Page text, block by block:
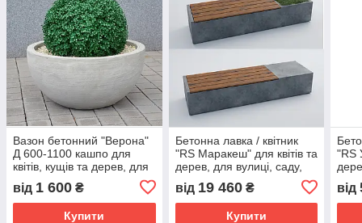
Вазон бетонний "Верона"
Д 600-1100 кашпо для
квітів, кущів та дерев, для
тераси
від 1 600 ₴
Купити
Бетонна лавка / квітник
"RS Маракеш" для квітів та
дерев, для вулиці, саду,
від 19 460₴
Купити
"RS
від